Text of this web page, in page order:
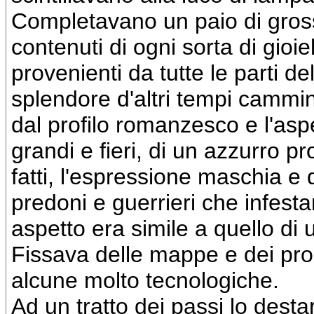
Completavano un paio di
contenuti di ogni sorta di
provenienti da tutte le parti
splendore d'altri tempi
dal profilo romanzesco e
grandi e fieri, di un azzurro
fatti, l'espressione maschia e
predoni e guerrieri che
aspetto era simile a quello di
Fissava delle mappe e dei
alcune molto tecnologiche.
Ad un tratto dei passi lo